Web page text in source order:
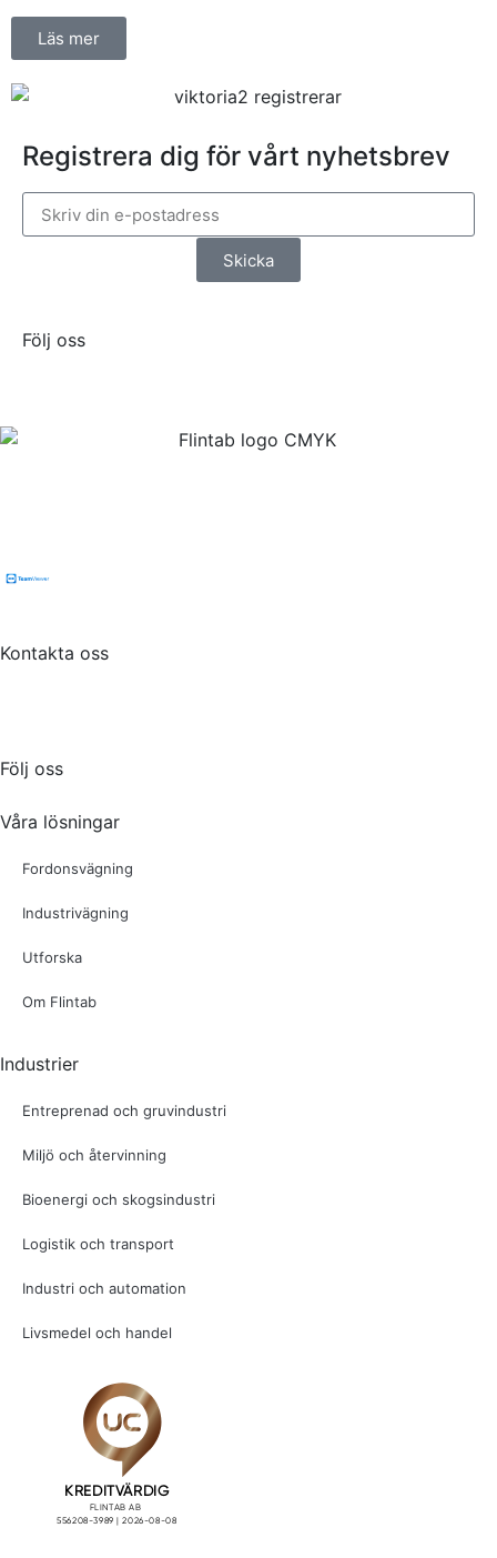
Läs mer
Registrera dig för vårt nyhetsbrev
Skicka
Följ oss
Kontakta oss
Följ oss
Våra lösningar
Fordonsvägning
Industrivägning
Utforska
Om Flintab
Industrier
Entreprenad och gruvindustri
Miljö och återvinning
Bioenergi och skogsindustri
Logistik och transport
Industri och automation
Livsmedel och handel